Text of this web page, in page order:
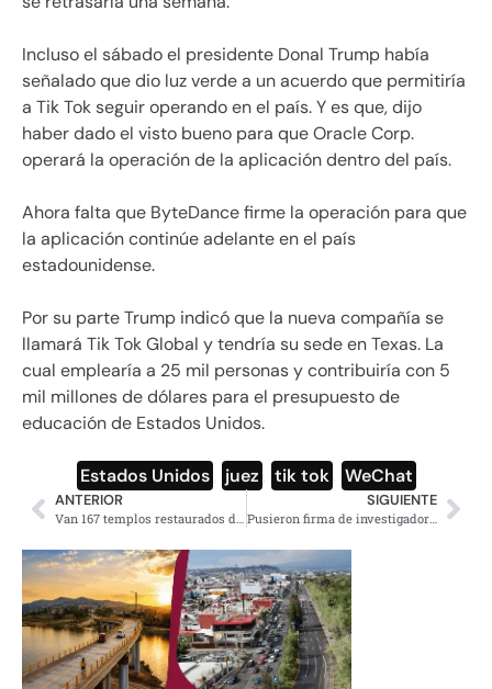
Incluso el sábado el presidente Donal Trump había
señalado que dio luz verde a un acuerdo que permitiría
a Tik Tok seguir operando en el país. Y es que, dijo
haber dado el visto bueno para que Oracle Corp.
operará la operación de la aplicación dentro del país.
Ahora falta que ByteDance firme la operación para que
la aplicación continúe adelante en el país
estadounidense.
Por su parte Trump indicó que la nueva compañía se
llamará Tik Tok Global y tendría su sede en Texas. La
cual emplearía a 25 mil personas y contribuiría con 5
mil millones de dólares para el presupuesto de
educación de Estados Unidos.
Estados Unidos juez tik tok WeChat
ANTERIOR
Van 167 templos restaurados de los 259 dañados por el 19s en Morelos: AMLO
SIGUIENTE
Pusieron firma de investigadora sin su autorización en desplegado «por la libertad de expresión»